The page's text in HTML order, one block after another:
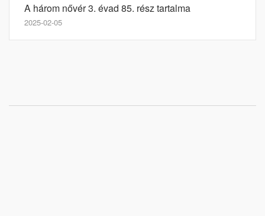
A három nővér 3. évad 85. rész tartalma
2025-02-05